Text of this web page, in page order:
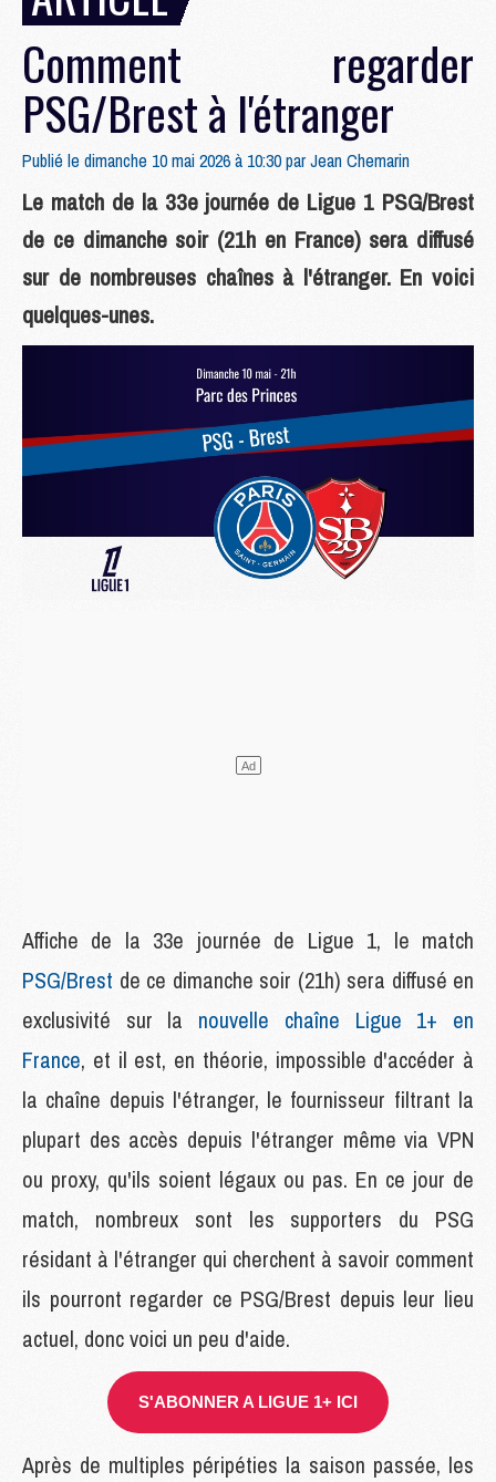
Comment regarder
PSG/Brest à l'étranger
Publié le dimanche 10 mai 2026 à 10:30 parJean Chemarin
Le match de la 33e journée de Ligue 1 PSG/Brest
de ce dimanche soir (21h en France) sera diffusé
sur de nombreuses chaînes à l'étranger. En voici
quelques-unes.
Affiche de la 33e journée de Ligue 1, le match
PSG/Brest de ce dimanche soir (21h) sera diffusé en
exclusivité sur la nouvelle chaîne Ligue 1+ en
France, et il est, en théorie, impossible d'accéder à
la chaîne depuis l'étranger, le fournisseur filtrant la
plupart des accès depuis l'étranger même via VPN
ou proxy, qu'ils soient légaux ou pas. En ce jour de
match, nombreux sont les supporters du PSG
résidant à l'étranger qui cherchent à savoir comment
ils pourront regarder ce PSG/Brest depuis leur lieu
actuel, donc voici un peu d'aide.
S'ABONNER A LIGUE 1+ ICI
Après de multiples péripéties la saison passée, les